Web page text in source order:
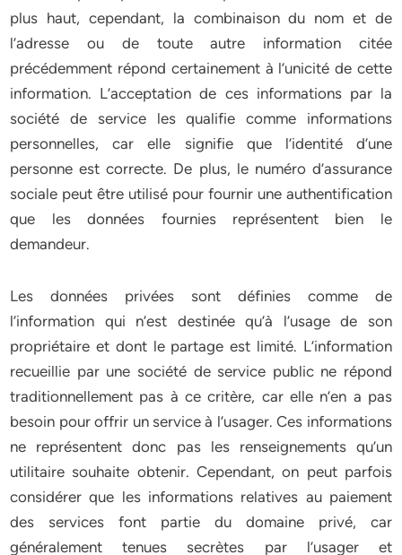
plus haut, cependant, la combinaison du nom et de
l’adresse ou de toute autre information citée
précédemment répond certainement à l’unicité de cette
information. L’acceptation de ces informations par la
société de service les qualifie comme informations
personnelles, car elle signifie que l’identité d’une
personne est correcte. De plus, le numéro d’assurance
sociale peut être utilisé pour fournir une authentification
que les données fournies représentent bien le
demandeur.
Les données privées sont définies comme de
l’information qui n’est destinée qu’à l’usage de son
propriétaire et dont le partage est limité. L’information
recueillie par une société de service public ne répond
traditionnellement pas à ce critère, car elle n’en a pas
besoin pour offrir un service à l’usager. Ces informations
ne représentent donc pas les renseignements qu’un
utilitaire souhaite obtenir. Cependant, on peut parfois
considérer que les informations relatives au paiement
des services font partie du domaine privé, car
généralement tenues secrètes par l’usager et